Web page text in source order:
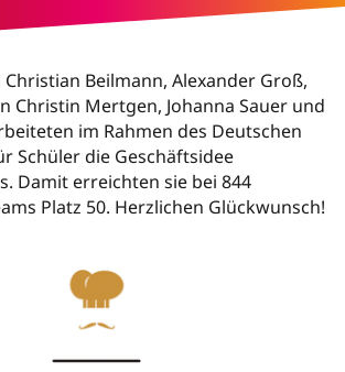
Christian Beilmann, Alexander Groß,
Christin Mertgen, Johanna Sauer und
im Rahmen des Deutschen
Schüler die Geschäftsidee
Damit erreichten sie bei 844
Platz 50. Herzlichen Glückwunsch!